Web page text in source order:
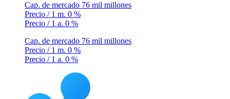
Cap. de mercado 76 mil millones
Precio / 1 m. 0 %
Precio / 1 a. 0 %
Cap. de mercado 76 mil millones
Precio / 1 m. 0 %
Precio / 1 a. 0 %